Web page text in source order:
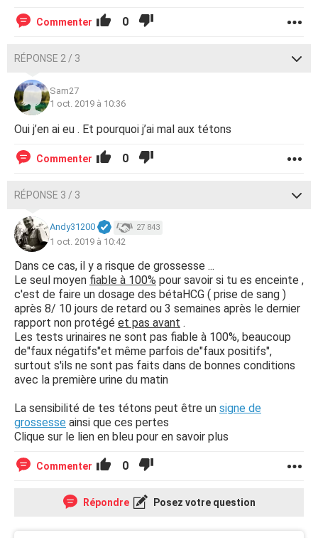
Commenter 0
RÉPONSE 2 / 3
Sam27
1 oct. 2019 à 10:36
Oui j’en ai eu . Et pourquoi j’ai mal aux tétons
Commenter 0
RÉPONSE 3 / 3
Andy31200 27 843
1 oct. 2019 à 10:42
Dans ce cas, il y a risque de grossesse ...
Le seul moyen fiable à 100% pour savoir si tu es enceinte ,
c'est de faire un dosage des bétaHCG ( prise de sang )
après 8/ 10 jours de retard ou 3 semaines après le dernier
rapport non protégé et pas avant .
Les tests urinaires ne sont pas fiable à 100%, beaucoup
de"faux négatifs"et même parfois de"faux positifs",
surtout s'ils ne sont pas faits dans de bonnes conditions
avec la première urine du matin
La sensibilité de tes tétons peut être un signe de
grossesse ainsi que ces pertes
Clique sur le lien en bleu pour en savoir plus
Commenter 0
Répondre Posez votre question